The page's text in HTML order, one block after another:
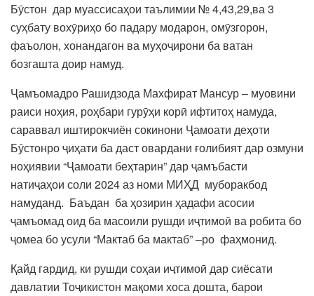
Бӯстон дар муассисаҳои таълимии № 4,43,29,ва 3
суҳбату вохӯриҳо бо падару модарон, омӯзгорон,
фаъолон, хонандагон ва муҳоҷирони ба ватан
бозгашта доир намуд.
Ҷамъомадро Рашидзода Махфират Мансур – муовини
раиси ноҳия, роҳбари гурӯҳи корӣ ифтитоҳ намуда,
сараввал иштирокчиён сокинони Ҷамоати деҳоти
Бӯстонро ҷиҳати ба даст овардани ғолибият дар озмуни
ноҳиявии “Ҷамоати беҳтарин” дар ҷамъбасти
натиҷаҳои соли 2024 аз номи МИҲД муборакбод
намуданд. Баъдан ба ҳозирин ҳадафи асосии
ҷамъомад оид ба масоили рушди иҷтимоӣ ва робита бо
ҷомеа бо усули “Мактаб ба мактаб” –ро фаҳмонид.
Қайд гардид, ки рушди соҳаи иҷтимоӣ дар сиёсати
давлатии Тоҷикистон мақоми хоса дошта, барои